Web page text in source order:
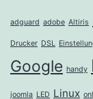
adguard adobe Altiris
Drucker DSL
Google handy
joomla LED Linux